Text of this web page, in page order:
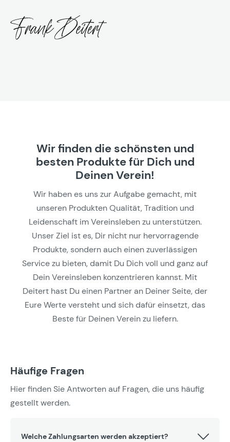
Wir finden die schönsten und
besten Produkte für Dich und
Deinen Verein!
Wir haben es uns zur Aufgabe gemacht, mit
unseren Produkten Qualität, Tradition und
Leidenschaft im Vereinsleben zu unterstützen.
Unser Ziel ist es, Dir nicht nur hervorragende
Produkte, sondern auch einen zuverlässigen
Service zu bieten, damit Du Dich voll und ganz auf
Dein Vereinsleben konzentrieren kannst. Mit
Deitert hast Du einen Partner an Deiner Seite, der
Eure Werte versteht und sich dafür einsetzt, das
Beste für Deinen Verein zu liefern.
Häufige Fragen
Hier finden Sie Antworten auf Fragen, die uns häufig
gestellt werden.
Welche Zahlungsarten werden akzeptiert?